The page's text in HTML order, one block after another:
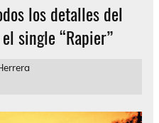
los detalles del
single “Rapier”